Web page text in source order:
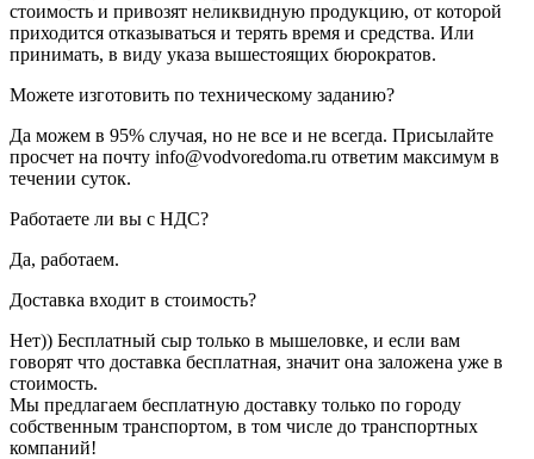
стоимость и привозят неликвидную продукцию, от которой
приходится отказываться и терять время и средства. Или
принимать, в виду указа вышестоящих бюрократов.
Можете изготовить по техническому заданию?
Да можем в 95% случая, но не все и не всегда. Присылайте
просчет на почту info@vodvoredoma.ru ответим максимум в
течении суток.
Работаете ли вы с НДС?
Да, работаем.
Доставка входит в стоимость?
Нет)) Бесплатный сыр только в мышеловке, и если вам
говорят что доставка бесплатная, значит она заложена уже в
стоимость.
Мы предлагаем бесплатную доставку только по городу
собственным транспортом, в том числе до транспортных
компаний!